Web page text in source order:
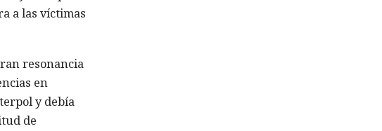
a las víctimas
resonancia
en
y debía
de